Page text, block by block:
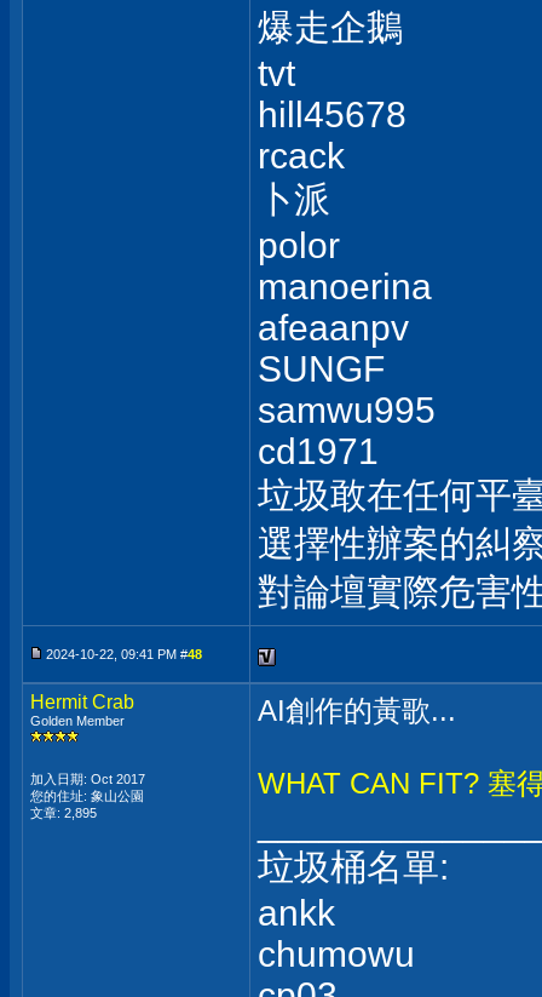
爆走企鵝
tvt
hill45678
rcack
卜派
polor
manoerina
afeaanpv
SUNGF
samwu995
cd1971
垃圾敢在任何平
選擇性辦案的糾
對論壇實際危害
2024-10-22, 09:41 PM #48
Hermit Crab
Golden Member
加入日期: Oct 2017
您的住址: 象山公園
文章: 2,895
AI創作的黃歌...
WHAT CAN FIT? 塞
垃圾桶名單:
ankk
chumowu